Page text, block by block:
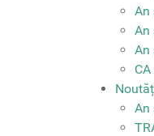
An
An
An
An